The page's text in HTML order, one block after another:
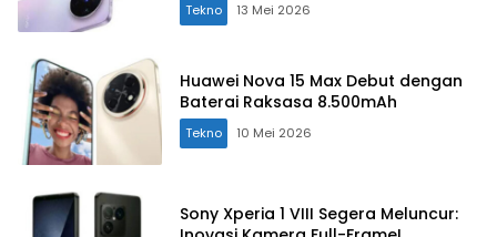
Tekno 13 Mei 2026
Huawei Nova 15 Max Debut dengan
Baterai Raksasa 8.500mAh
Tekno 10 Mei 2026
Sony Xperia 1 VIII Segera Meluncur: